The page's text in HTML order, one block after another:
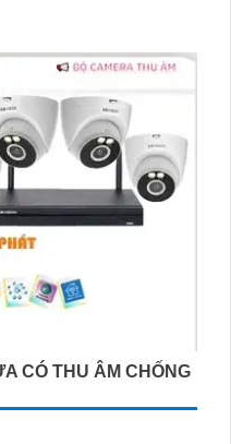
CÓ THU ÂM CHỐNG